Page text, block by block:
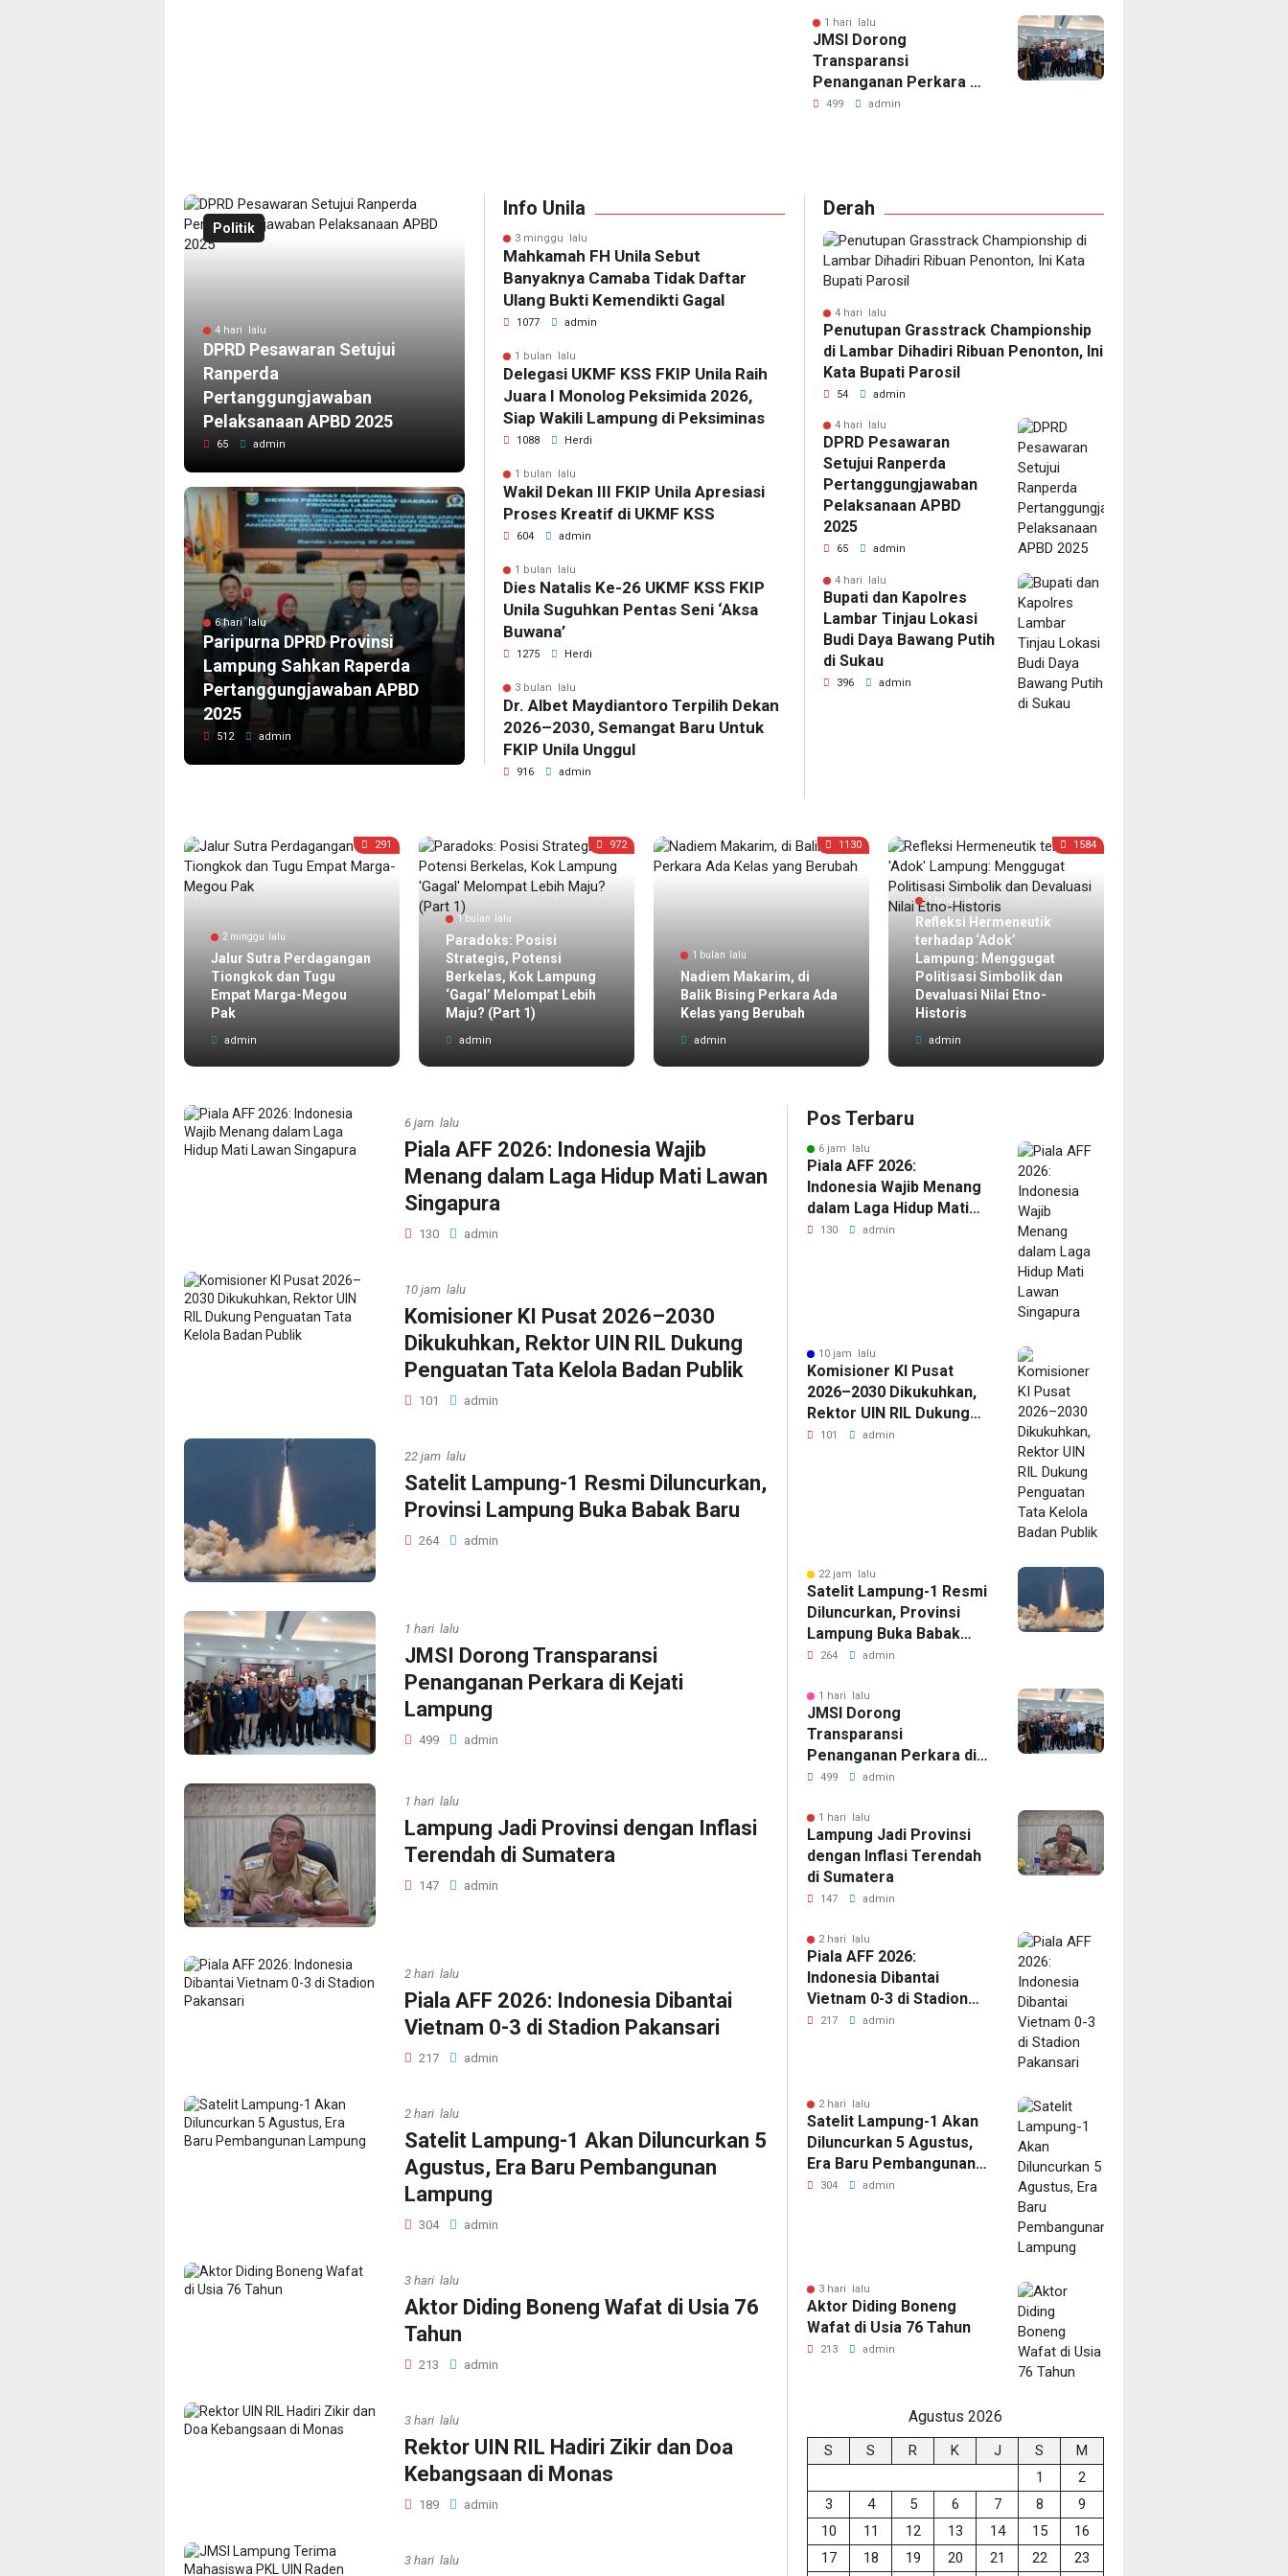
1 hari lalu
JMSI Dorong
Transparansi
Penanganan Perkara di
Kejati Lampung
499 admin
Politik
4 hari lalu
DPRD Pesawaran Setujui
Ranperda
Pertanggungjawaban
Pelaksanaan APBD 2025
65 admin
6 hari lalu
Paripurna DPRD Provinsi
Lampung Sahkan Raperda
Pertanggungjawaban APBD
2025
512 admin
Info Unila
3 minggu lalu
Mahkamah FH Unila Sebut
Banyaknya Camaba Tidak Daftar
Ulang Bukti Kemendikti Gagal
1077 admin
1 bulan lalu
Delegasi UKMF KSS FKIP Unila Raih
Juara I Monolog Peksimida 2026,
Siap Wakili Lampung di Peksiminas
1088 Herdi
1 bulan lalu
Wakil Dekan III FKIP Unila Apresiasi
Proses Kreatif di UKMF KSS
604 admin
1 bulan lalu
Dies Natalis Ke-26 UKMF KSS FKIP
Unila Suguhkan Pentas Seni ‘Aksa
Buwana’
1275 Herdi
3 bulan lalu
Dr. Albet Maydiantoro Terpilih Dekan
2026–2030, Semangat Baru Untuk
FKIP Unila Unggul
916 admin
Derah
4 hari lalu
Penutupan Grasstrack Championship
di Lambar Dihadiri Ribuan Penonton, Ini
Kata Bupati Parosil
54 admin
4 hari lalu
DPRD Pesawaran
Setujui Ranperda
Pertanggungjawaban
Pelaksanaan APBD
2025
65 admin
4 hari lalu
Bupati dan Kapolres
Lambar Tinjau Lokasi
Budi Daya Bawang Putih
di Sukau
396 admin
291
2 minggu lalu
Jalur Sutra Perdagangan
Tiongkok dan Tugu
Empat Marga-Megou
Pak
admin
972
1 bulan lalu
Paradoks: Posisi
Strategis, Potensi
Berkelas, Kok Lampung
‘Gagal’ Melompat Lebih
Maju? (Part 1)
admin
1130
1 bulan lalu
Nadiem Makarim, di
Balik Bising Perkara Ada
Kelas yang Berubah
admin
1584
1 bulan lalu
Refleksi Hermeneutik
terhadap ‘Adok’
Lampung: Menggugat
Politisasi Simbolik dan
Devaluasi Nilai Etno-
Historis
admin
6 jam lalu
Piala AFF 2026: Indonesia Wajib
Menang dalam Laga Hidup Mati Lawan
Singapura
130 admin
10 jam lalu
Komisioner KI Pusat 2026–2030
Dikukuhkan, Rektor UIN RIL Dukung
Penguatan Tata Kelola Badan Publik
101 admin
22 jam lalu
Satelit Lampung-1 Resmi Diluncurkan,
Provinsi Lampung Buka Babak Baru
264 admin
1 hari lalu
JMSI Dorong Transparansi
Penanganan Perkara di Kejati
Lampung
499 admin
1 hari lalu
Lampung Jadi Provinsi dengan Inflasi
Terendah di Sumatera
147 admin
2 hari lalu
Piala AFF 2026: Indonesia Dibantai
Vietnam 0-3 di Stadion Pakansari
217 admin
2 hari lalu
Satelit Lampung-1 Akan Diluncurkan 5
Agustus, Era Baru Pembangunan
Lampung
304 admin
3 hari lalu
Aktor Diding Boneng Wafat di Usia 76
Tahun
213 admin
3 hari lalu
Rektor UIN RIL Hadiri Zikir dan Doa
Kebangsaan di Monas
189 admin
3 hari lalu
Pos Terbaru
6 jam lalu
Piala AFF 2026:
Indonesia Wajib Menang
dalam Laga Hidup Mati
Lawan Singapura
130 admin
10 jam lalu
Komisioner KI Pusat
2026–2030 Dikukuhkan,
Rektor UIN RIL Dukung
Penguatan Tata Kelola
101 admin
22 jam lalu
Satelit Lampung-1 Resmi
Diluncurkan, Provinsi
Lampung Buka Babak
Baru
264 admin
1 hari lalu
JMSI Dorong
Transparansi
Penanganan Perkara di
Kejati Lampung
499 admin
1 hari lalu
Lampung Jadi Provinsi
dengan Inflasi Terendah
di Sumatera
147 admin
2 hari lalu
Piala AFF 2026:
Indonesia Dibantai
Vietnam 0-3 di Stadion
Pakansari
217 admin
2 hari lalu
Satelit Lampung-1 Akan
Diluncurkan 5 Agustus,
Era Baru Pembangunan
Lampung
304 admin
3 hari lalu
Aktor Diding Boneng
Wafat di Usia 76 Tahun
213 admin
Agustus 2026
S S R K J S
M
1
2
3
4 5 6 7 8
9
10
11 12 13 14 15
16
17
18 19 20 21 22 23